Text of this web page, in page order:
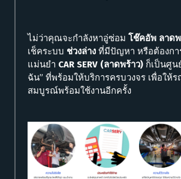
ไม่ว่าคุณจะกำลังหาอู่ซ่อม โช๊คอัพ ลาด
เช็คระบบ ช่วงล่าง ที่มีปัญหา หรือต้องกา
แม่นยำ CAR SERV (ลาดพร้าว) ก็เป็นศูน
ฉัน” ที่พร้อมให้บริการครบวงจร เพื่อให้
สมบูรณ์พร้อมใช้งานอีกครั้ง